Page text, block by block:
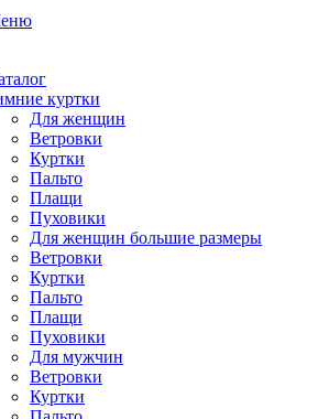
куртки
Для женщин
Ветровки
Куртки
Пальто
Плащи
Пуховики
Для женщин большие размеры
Ветровки
Куртки
Пальто
Плащи
Пуховики
Для мужчин
Ветровки
Куртки